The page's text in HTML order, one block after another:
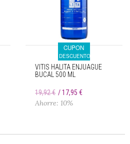
CUPON
DESCUENTO
VITIS HALITA ENJUAGUE
BUCAL 500 ML
19,92 € 17,95 €
Ahorre: 10%